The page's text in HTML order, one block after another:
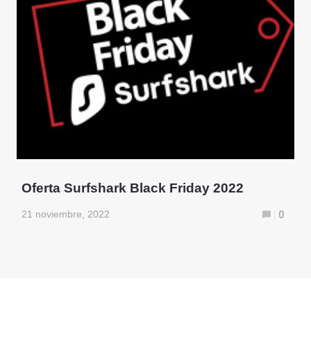
Oferta Surfshark Black Friday 2022
21 noviembre, 2022 0